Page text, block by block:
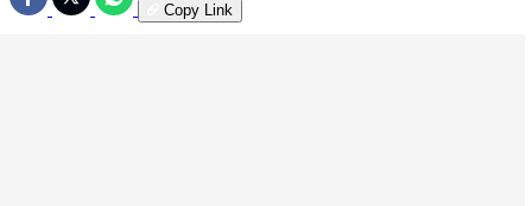
Copy Link